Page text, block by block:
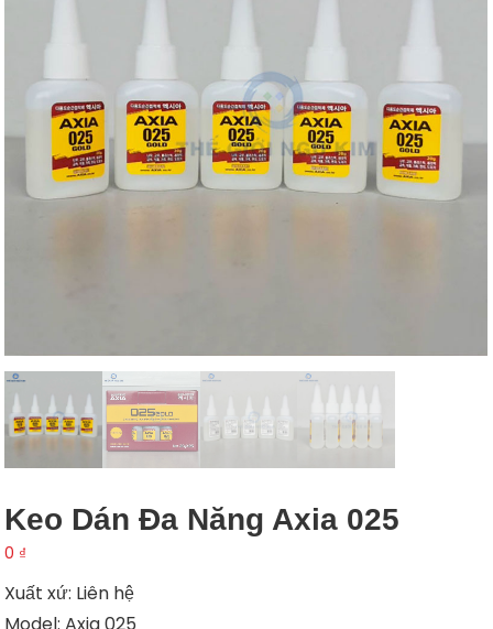
Keo Dán Đa Năng Axia 025
0 ₫
Xuất xứ: Liên hệ
Model: Axia 025